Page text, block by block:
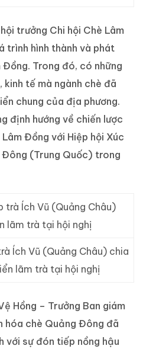
trưởng Chi hội Chè Lâm
trình hình thành và phát
Trong đó, có những
tế mà ngành chè đã
chung của địa phương.
định hướng về chiến lược
Đồng với Hiệp hội Xúc
(Trung Quốc) trong
Ích Vũ (Quảng Châu) chia
lãm trà tại hội nghị
Hồng – Trưởng Ban giám
hóa chè Quảng Đông đã
với sự đón tiếp nồng hậu